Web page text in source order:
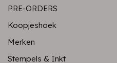
PRE-ORDERS
Koopjeshoek
Merken
Stempels & Inkt